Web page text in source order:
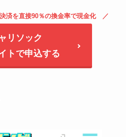
済を直接90％の換金率で現金化
リソック
トで申込する